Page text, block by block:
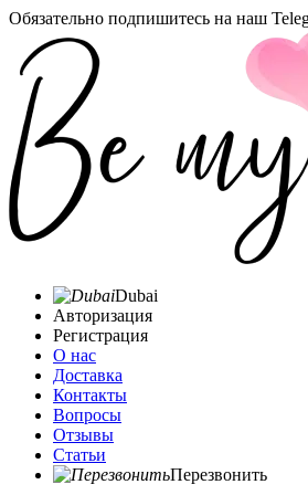
Обязательно подпишитесь на наш
Dubai
Авторизация
Регистрация
О нас
Доставка
Контакты
Вопросы
Отзывы
Статьи
Перезвонить